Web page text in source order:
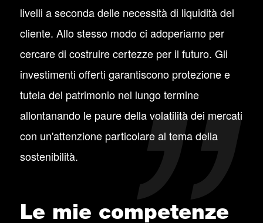
livelli a seconda delle necessità di liquidità del
cliente. Allo stesso modo ci adoperiamo per
cercare di costruire certezze per il futuro. Gli
investimenti offerti garantiscono protezione e
tutela del patrimonio nel lungo termine
allontanando le paure della volatilità dei mercati
con un'attenzione particolare al tema della
sostenibilità.
Le mie competenze